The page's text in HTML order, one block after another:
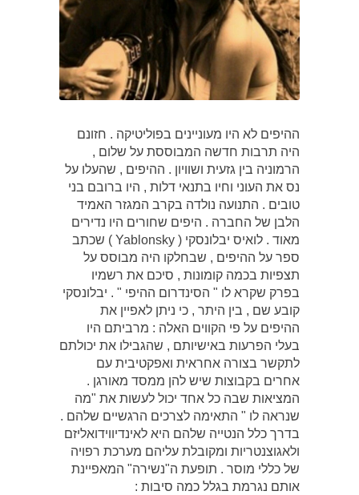
ההיפים לא היו מעוניינים בפוליטיקה . חזונם
היה תרבות חדשה המבוססת על שלום ,
הרמוניה בין גזעית ושוויון . ההיפים , שהעלו על
נס את העוני וחיו בתנאי דלות , היו ברובם בני
טובים . התנועה נולדה בקרב המגזר האמיד
הלבן של החברה . היפים שחורים היו נדירים
מאוד . לואיס יבלונסקי ( Yablonsky ) שכתב
ספר על ההיפים , שבחלקו היה מבוסס על
תצפיות בכמה קומונות , סיכם את רשמיו
בפרק שקרא לו " הסינדרום ההיפי " . יבלונסקי
קובע שם , בין היתר , כי ניתן לאפיין את
ההיפים על פי הקווים האלה : מרביתם היו
בעלי הפרעות באישיותם , שהגבילו את יכולתם
לתקשר בצורה אחראית ואפקטיבית עם
אחרים בקבוצות שיש להן ממסד מאורגן .
המציאות שבה כל אחד יכול לעשות את "מה
שנראה לו " התאימה לצרכים הרגשיים שלהם .
בדרך כלל הנטייה שלהם היא לאינדיווידואליזם
ולאגוצנטריות ומקובלת עליהם מערכת רפויה
של כללי מוסר . תופעת ה"נשירה" המאפיינת
אותם נגרמת בגלל כמה סיבות :